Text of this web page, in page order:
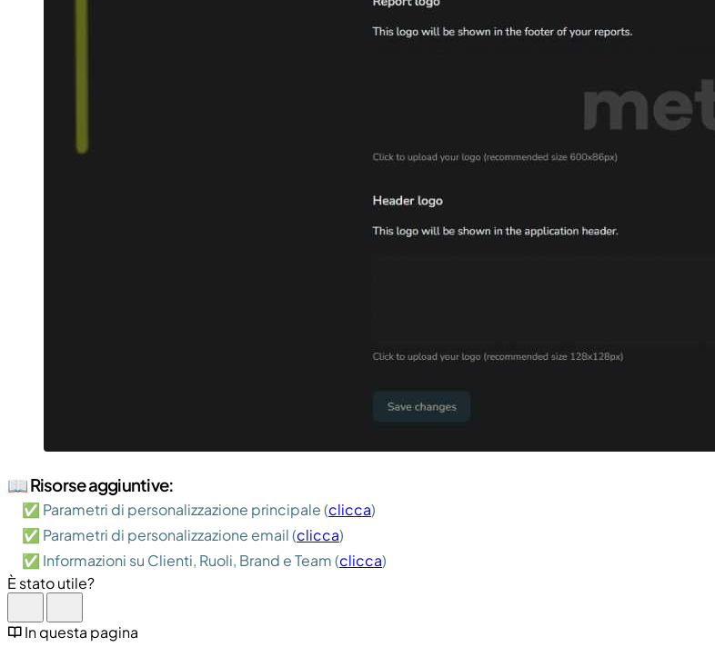
📖 Risorse aggiuntive:
✅ Parametri di personalizzazione principale (clicca)
✅ Parametri di personalizzazione email (clicca)
✅ Informazioni su Clienti, Ruoli, Brand e Team (clicca)
È stato utile?
In questa pagina